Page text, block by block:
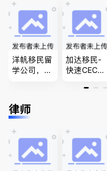
洋帆移民留
学公司，精
留学转学，
BCPNP，E
民和魁北克
PEQ60472
08731
加达移民-
快速CEC&P
作机会 移
商业移民，
名校申请
律师